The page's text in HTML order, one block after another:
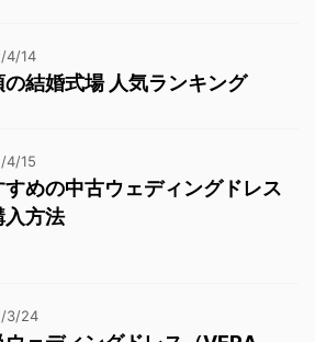
4/14
の結婚式場 人気ランキング
4/15
すめの中古ウェディングドレス
入方法
3/24